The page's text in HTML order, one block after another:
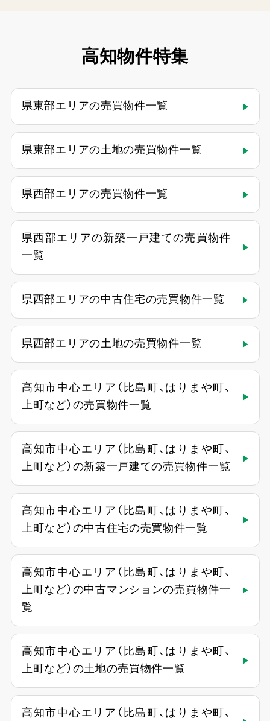
高知物件特集
県東部エリアの売買物件一覧
県東部エリアの土地の売買物件一覧
県西部エリアの売買物件一覧
県西部エリアの新築一戸建ての売買物件
一覧
県西部エリアの中古住宅の売買物件一覧
県西部エリアの土地の売買物件一覧
高知市中心エリア（比島町、はりまや町、
上町など）の売買物件一覧
高知市中心エリア（比島町、はりまや町、
上町など）の新築一戸建ての売買物件一覧
高知市中心エリア（比島町、はりまや町、
上町など）の中古住宅の売買物件一覧
高知市中心エリア（比島町、はりまや町、
上町など）の中古マンションの売買物件一
覧
高知市中心エリア（比島町、はりまや町、
上町など）の土地の売買物件一覧
高知市中心エリア（比島町、はりまや町、